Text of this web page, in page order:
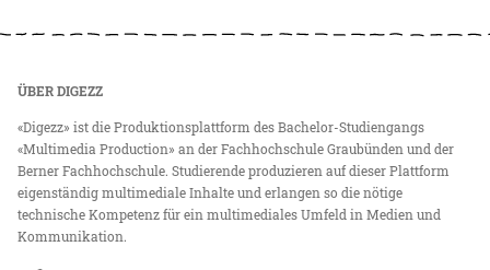
ÜBER DIGEZZ
«Digezz» ist die Produktionsplattform des Bachelor-Studiengangs
«Multimedia Production» an der Fachhochschule Graubünden und der
Berner Fachhochschule. Studierende produzieren auf dieser Plattform
eigenständig multimediale Inhalte und erlangen so die nötige
technische Kompetenz für ein multimediales Umfeld in Medien und
Kommunikation.